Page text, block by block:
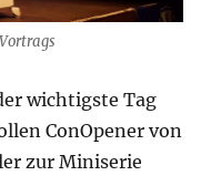
wichtigste Tag
ConOpener von
zur Miniserie